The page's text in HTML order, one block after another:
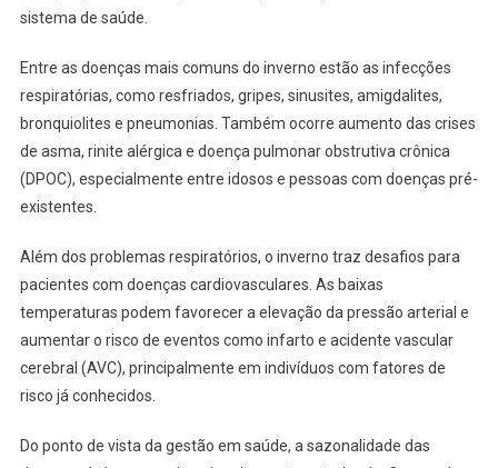
sistema de saúde.
Entre as doenças mais comuns do inverno estão as infecções
respiratórias, como resfriados, gripes, sinusites, amigdalites,
bronquiolites e pneumonias. Também ocorre aumento das crises
de asma, rinite alérgica e doença pulmonar obstrutiva crônica
(DPOC), especialmente entre idosos e pessoas com doenças pré-
existentes.
Além dos problemas respiratórios, o inverno traz desafios para
pacientes com doenças cardiovasculares. As baixas
temperaturas podem favorecer a elevação da pressão arterial e
aumentar o risco de eventos como infarto e acidente vascular
cerebral (AVC), principalmente em indivíduos com fatores de
risco já conhecidos.
Do ponto de vista da gestão em saúde, a sazonalidade das